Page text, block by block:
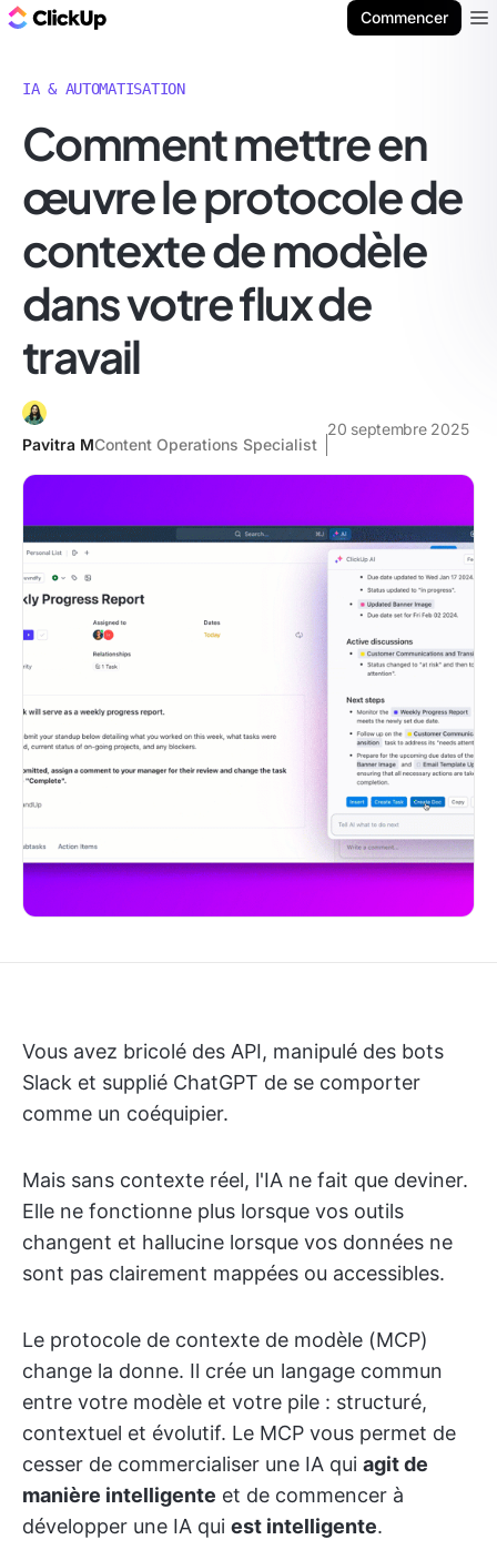
Commencer
IA & AUTOMATISATION
Comment mettre en
œuvre le protocole de
contexte de modèle
dans votre flux de
travail
Pavitra MContent Operations Specialist
20 septembre 2025
Vous avez bricolé des API, manipulé des bots
Slack et supplié ChatGPT de se comporter
comme un coéquipier.
Mais sans contexte réel, l'IA ne fait que deviner.
Elle ne fonctionne plus lorsque vos outils
changent et hallucine lorsque vos données ne
sont pas clairement mappées ou accessibles.
Le protocole de contexte de modèle (MCP)
change la donne. Il crée un langage commun
entre votre modèle et votre pile : structuré,
contextuel et évolutif. Le MCP vous permet de
cesser de commercialiser une IA qui agit de
manière intelligente et de commencer à
développer une IA qui est intelligente.